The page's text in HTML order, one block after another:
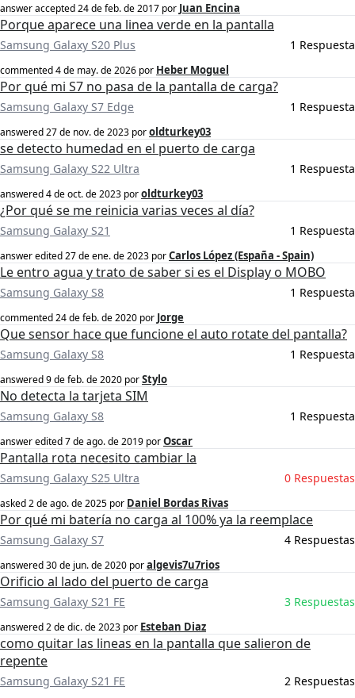
answer accepted24 de feb. de 2017 por Juan Encina
Porque aparece una linea verde en la pantalla
Samsung Galaxy S20 Plus 1 Respuesta
commented4 de may. de 2026 por Heber Moguel
Por qué mi S7 no pasa de la pantalla de carga?
Samsung Galaxy S7 Edge 1 Respuesta
answered27 de nov. de 2023 poroldturkey03
se detecto humedad en el puerto de carga
Samsung Galaxy S22 Ultra 1 Respuesta
answered4 de oct. de 2023 poroldturkey03
¿Por qué se me reinicia varias veces al día?
Samsung Galaxy S21 1 Respuesta
answer edited27 de ene. de 2023 porCarlos López (España - Spain)
Le entro agua y trato de saber si es el Display o MOBO
Samsung Galaxy S8 1 Respuesta
commented24 de feb. de 2020 por Jorge
Que sensor hace que funcione el auto rotate del pantalla?
Samsung Galaxy S8 1 Respuesta
answered9 de feb. de 2020 porStylo
No detecta la tarjeta SIM
Samsung Galaxy S8 1 Respuesta
answer edited7 de ago. de 2019 porOscar
Pantalla rota necesito cambiar la
Samsung Galaxy S25 Ultra 0 Respuestas
asked2 de ago. de 2025 por Daniel Bordas Rivas
Por qué mi batería no carga al 100% ya la reemplace
Samsung Galaxy S7 4 Respuestas
answered30 de jun. de 2020 poralgevis7u7rios
Orificio al lado del puerto de carga
Samsung Galaxy S21 FE 3 Respuestas
answered2 de dic. de 2023 por Esteban Diaz
como quitar las lineas en la pantalla que salieron de
repente
Samsung Galaxy S21 FE 2 Respuestas